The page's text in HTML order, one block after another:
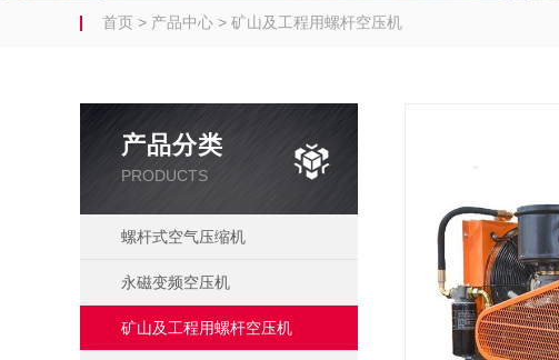
首页 > 产品中心 > 矿山及工程用螺杆空压机
产品分类
PRODUCTS
螺杆式空气压缩机
永磁变频空压机
矿山及工程用螺杆空压机